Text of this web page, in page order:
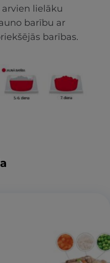
lielāku
barību ar
barības.